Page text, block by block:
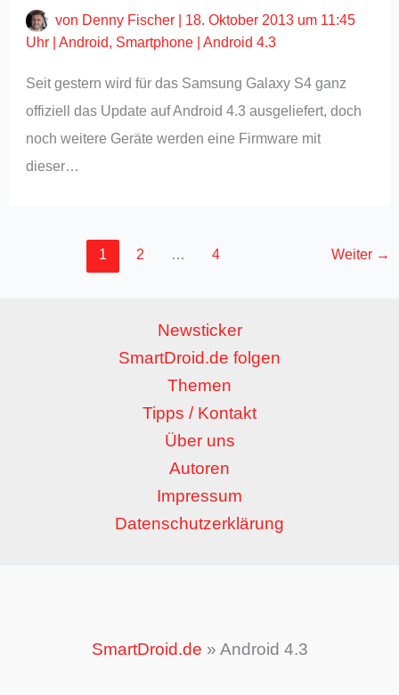
von Denny Fischer
18. Oktober 2013 um 11:45
Uhr |Android, Smartphone |Android 4.3
Seit gestern wird für das Samsung Galaxy S4 ganz
offiziell das Update auf Android 4.3 ausgeliefert, doch
noch weitere Geräte werden eine Firmware mit
dieser…
1 2 … 4 Weiter →
Newsticker
SmartDroid.de folgen
Themen
Tipps / Kontakt
Über uns
Autoren
Impressum
Datenschutzerklärung
SmartDroid.de » Android 4.3